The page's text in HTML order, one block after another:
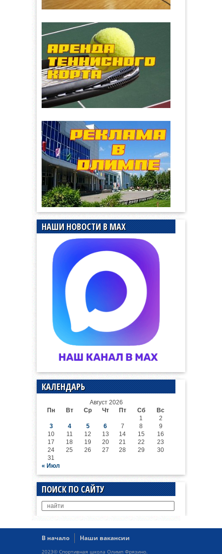
НАШИ НОВОСТИ В MAX
КАЛЕНДАРЬ
Август 2026
Пн
Вт Ср Чт Пт Сб
Вс
1
2
3
4 5 6 7 8
9
10
11 12 13 14 15
16
17
18 19 20 21 22
23
24
25 26 27 28 29
30
31
« Июл
ПОИСК ПО САЙТУ
В начало Наши вакансии
2023© Спортивная школа Олимп Фрязино.